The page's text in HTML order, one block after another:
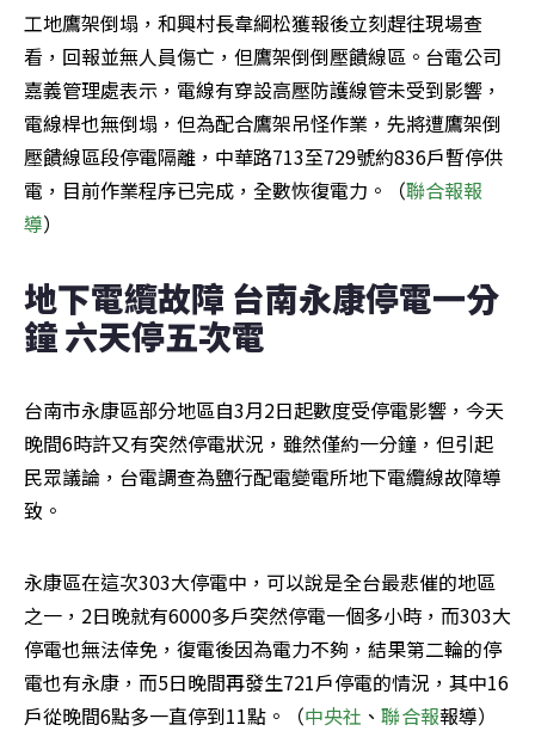
工地鷹架倒塌，和興村長韋綱松獲報後立刻趕往現場查
看，回報並無人員傷亡，但鷹架倒倒壓饋線區。台電公司
嘉義管理處表示，電線有穿設高壓防護線管未受到影響，
電線桿也無倒塌，但為配合鷹架吊怪作業，先將遭鷹架倒
壓饋線區段停電隔離，中華路713至729號約836戶暫停供
電，目前作業程序已完成，全數恢復電力。（聯合報報
導）
地下電纜故障 台南永康停電一分
鐘 六天停五次電
台南市永康區部分地區自3月2日起數度受停電影響，今天
晚間6時許又有突然停電狀況，雖然僅約一分鐘，但引起
民眾議論，台電調查為鹽行配電變電所地下電纜線故障導
致。
永康區在這次303大停電中，可以說是全台最悲催的地區
之一，2日晚就有6000多戶突然停電一個多小時，而303大
停電也無法倖免，復電後因為電力不夠，結果第二輪的停
電也有永康，而5日晚間再發生721戶停電的情況，其中16
戶從晚間6點多一直停到11點。（中央社 、聯合報報導）